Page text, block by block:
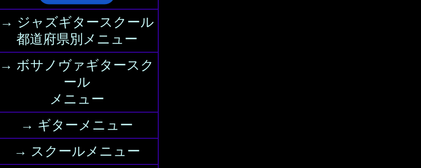
→ ジャズギタースクール
都道府県別メニュー
→ ボサノヴァギタースク
ール
メニュー
→ ギターメニュー
→ スクールメニュー